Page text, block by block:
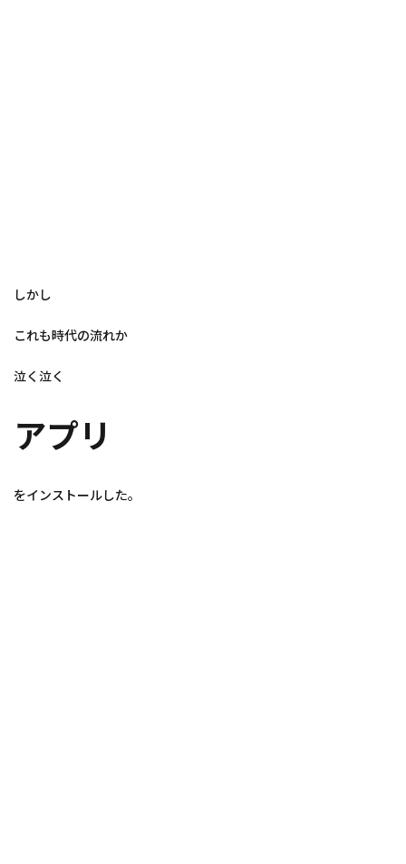
しかし
これも時代の流れか
泣く泣く
アプリ
をインストールした。